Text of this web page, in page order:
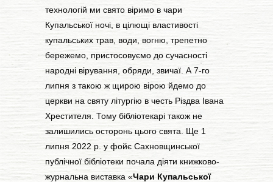
технологій ми свято віримо в чари
Купальської ночі, в цілющі властивості
купальських трав, води, вогню, трепетно
бережемо, пристосовуємо до сучасності
народні вірування, обряди, звичаї. А 7-го
липня з такою ж щирою вірою йдемо до
церкви на святу літургію в честь Різдва Івана
Хрестителя. Тому бібліотекарі також не
залишились осторонь цього свята. Ще 1
липня 2022 р. у фойє Сахновщинської
публічної бібліотеки почала діяти книжково-
журнальна виставка «Чари Купальської